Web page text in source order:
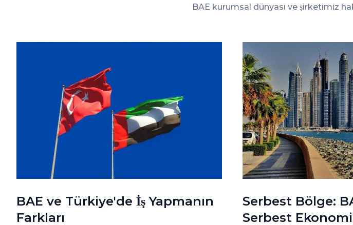
BAE kurumsal dünyası ve şirketimiz
BAE ve Türkiye'de İş Yapmanın
Farkları
Serbest Bölge:
Serbest